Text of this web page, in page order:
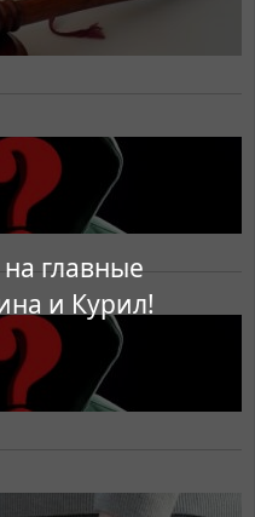
главные
и Курил!